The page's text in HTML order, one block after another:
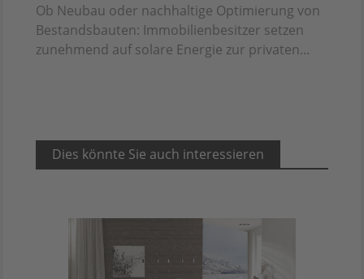
Ob Neubau oder nachhaltige Optimierung von
Bestandsbauten: Immobilienbesitzer setzen
zunehmend auf solare Energie zur privaten...
Dies könnte Sie auch interessieren